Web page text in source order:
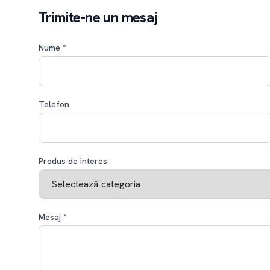
Trimite-ne un mesaj
Nume *
Telefon
Produs de interes
Mesaj *